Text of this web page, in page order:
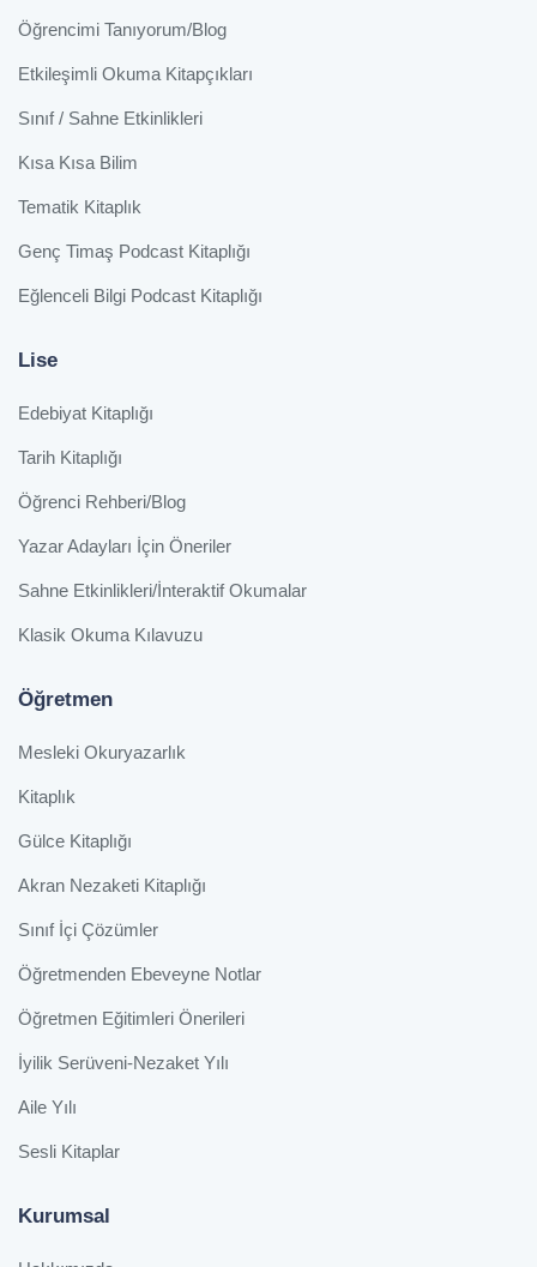
Öğrencimi Tanıyorum/Blog
Etkileşimli Okuma Kitapçıkları
Sınıf / Sahne Etkinlikleri
Kısa Kısa Bilim
Tematik Kitaplık
Genç Timaş Podcast Kitaplığı
Eğlenceli Bilgi Podcast Kitaplığı
Lise
Edebiyat Kitaplığı
Tarih Kitaplığı
Öğrenci Rehberi/Blog
Yazar Adayları İçin Öneriler
Sahne Etkinlikleri/İnteraktif Okumalar
Klasik Okuma Kılavuzu
Öğretmen
Mesleki Okuryazarlık
Kitaplık
Gülce Kitaplığı
Akran Nezaketi Kitaplığı
Sınıf İçi Çözümler
Öğretmenden Ebeveyne Notlar
Öğretmen Eğitimleri Önerileri
İyilik Serüveni-Nezaket Yılı
Aile Yılı
Sesli Kitaplar
Kurumsal